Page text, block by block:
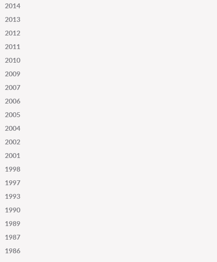
2014
2013
2012
2011
2010
2009
2007
2006
2005
2004
2002
2001
1998
1997
1993
1990
1989
1987
1986